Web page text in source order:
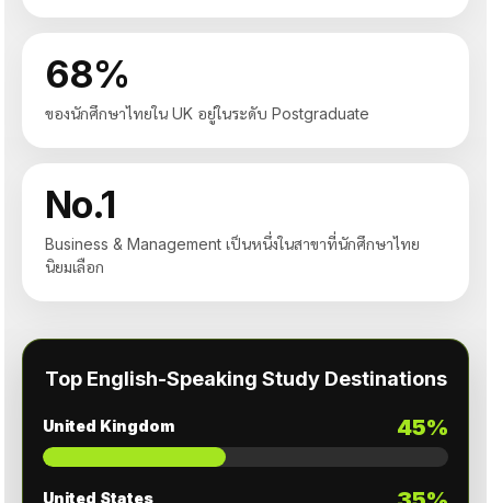
68%
ของนักศึกษาไทยใน UK อยู่ในระดับ Postgraduate
No.1
Business & Management เป็นหนึ่งในสาขาที่นักศึกษาไทย
นิยมเลือก
Top English-Speaking Study Destinations
United Kingdom 45%
United States